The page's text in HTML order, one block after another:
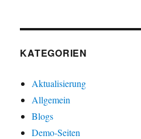
KATEGORIEN
Aktualisierung
Allgemein
Blogs
Demo-Seiten